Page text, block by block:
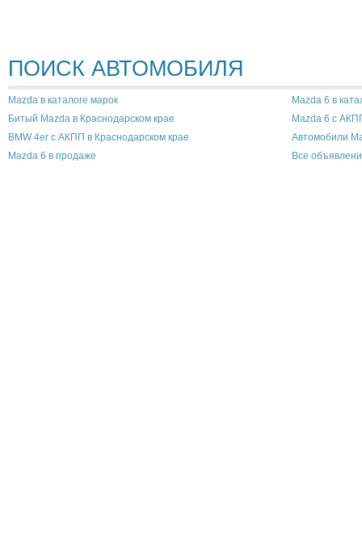
ПОИСК АВТОМОБИЛЯ
Mazda в каталоге марок
Mazda 6 в
Битый Mazda в Краснодарском крае
Mazda 6 с
BMW 4er с АКПП в Краснодарском крае
Автомобили
Mazda 6 в продаже
Все